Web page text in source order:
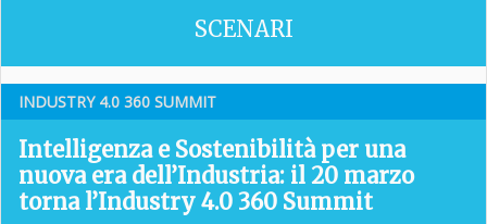
SCENARI
INDUSTRY 4­.0 360 SUMMIT
Intelligenza e Sostenibilità per una
nuova era dell’Industria: il 20 marzo
torna l’Industry 4.0 360 Summit